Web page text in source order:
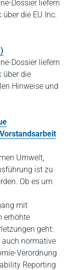
Dossier liefern
die EU Inc.
Dossier liefern
über die
Hinweise und
Umwelt,
ist zu
Ob es um
mit
erhöhte
geht:
auch normative
Verordnung
Reporting